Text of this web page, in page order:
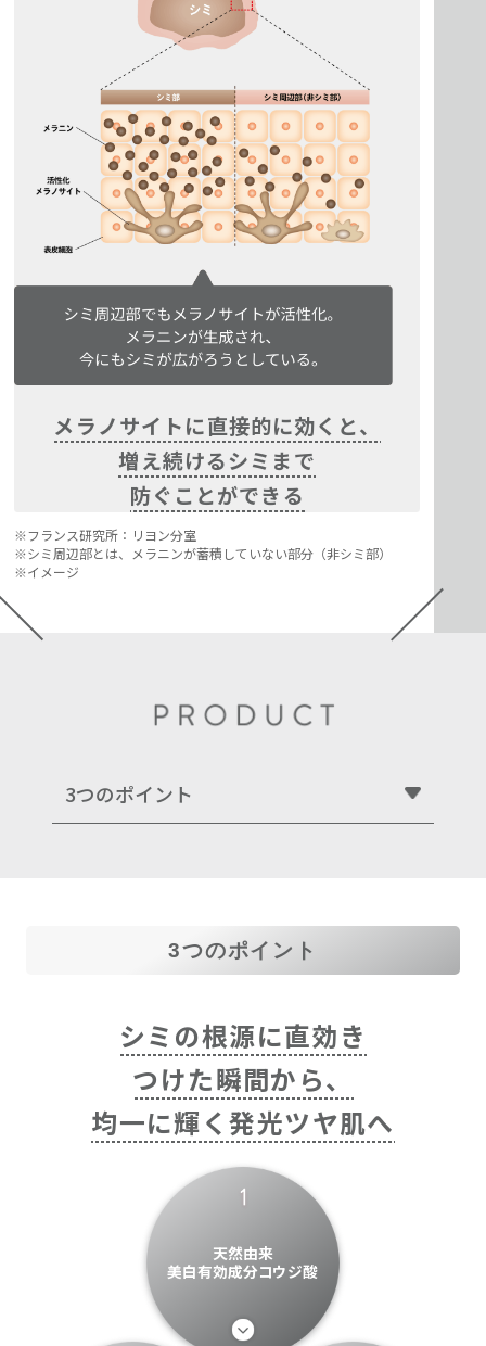
メラノサイトに直接的に効くと、
増え続けるシミまで
防ぐことができる
フランス研究所：リヨン分室
シミ周辺部とは、メラニンが蓄積していない部分（非シミ部）
イメージ
3つのポイント
3つのポイント
シミの根源に直効き
つけた瞬間から、
均一に輝く発光ツヤ肌へ
天然由来
美白有効成分コウジ酸